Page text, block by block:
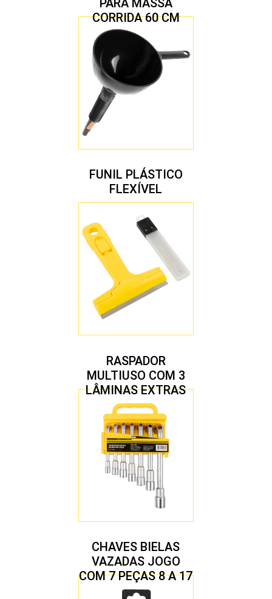
PARA MASSA
CORRIDA 60 CM
FUNIL PLÁSTICO
FLEXÍVEL
RASPADOR
MULTIUSO COM 3
LÂMINAS EXTRAS
CHAVES BIELAS
VAZADAS JOGO
COM 7 PEÇAS 8 A 17
MM